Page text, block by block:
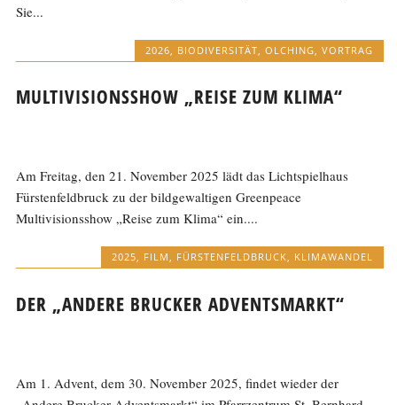
Sie...
2026 BIODIVERSITÄT OLCHING VORTRAG
MULTIVISIONSSHOW „REISE ZUM KLIMA“
Am Freitag, den 21. November 2025 lädt das Lichtspielhaus
Fürstenfeldbruck zu der bildgewaltigen Greenpeace
Multivisionsshow „Reise zum Klima“ ein....
2025, FILM, FÜRSTENFELDBRUCK, KLIMAWANDEL
DER „ANDERE BRUCKER ADVENTSMARKT“
Am 1. Advent, dem 30. November 2025, findet wieder der